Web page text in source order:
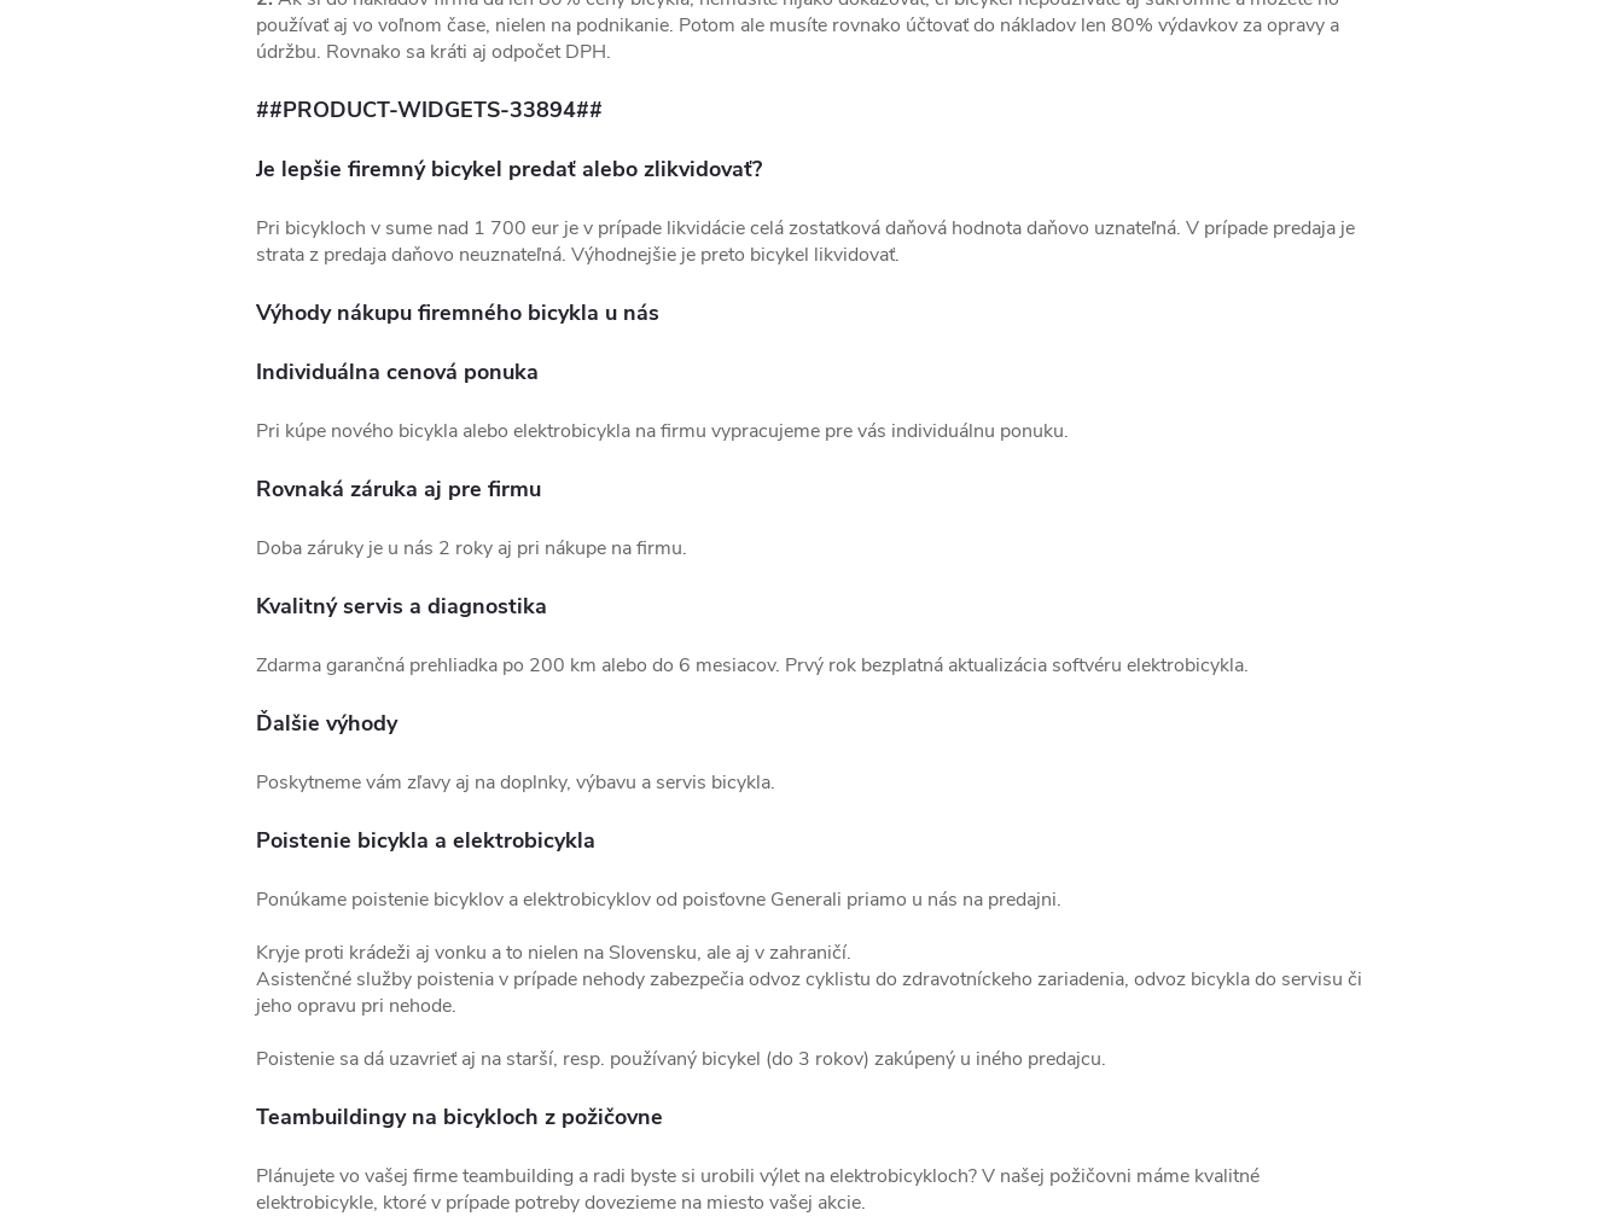
používať aj vo voľnom čase, nielen na podnikanie. Potom ale musíte rovnako účtovať do nákladov len 80% výdavkov za opravy a
údržbu. Rovnako sa kráti aj odpočet DPH.
##PRODUCT-WIDGETS-33894##
Je lepšie firemný bicykel predať alebo zlikvidovať?
Pri bicykloch v sume nad 1 700 eur je v prípade likvidácie celá zostatková daňová hodnota daňovo uznateľná. V prípade predaja je
strata z predaja daňovo neuznateľná. Výhodnejšie je preto bicykel likvidovať.
Výhody nákupu firemného bicykla u nás
Individuálna cenová ponuka
Pri kúpe nového bicykla alebo elektrobicykla na firmu vypracujeme pre vás individuálnu ponuku.
Rovnaká záruka aj pre firmu
Doba záruky je u nás 2 roky aj pri nákupe na firmu.
Kvalitný servis a diagnostika
Zdarma garančná prehliadka po 200 km alebo do 6 mesiacov. Prvý rok bezplatná aktualizácia softvéru elektrobicykla.
Ďalšie výhody
Poskytneme vám zľavy aj na doplnky, výbavu a servis bicykla.
Poistenie bicykla a elektrobicykla
Ponúkame poistenie bicyklov a elektrobicyklov od poisťovne Generali priamo u nás na predajni.
Kryje proti krádeži aj vonku a to nielen na Slovensku, ale aj v zahraničí.
Asistenčné služby poistenia v prípade nehody zabezpečia odvoz cyklistu do zdravotníckeho zariadenia, odvoz bicykla do servisu či
jeho opravu pri nehode.
Poistenie sa dá uzavrieť aj na starší, resp. používaný bicykel (do 3 rokov) zakúpený u iného predajcu.
Teambuildingy na bicykloch z požičovne
Plánujete vo vašej firme teambuilding a radi byste si urobili výlet na elektrobicykloch? V našej požičovni máme kvalitné
elektrobicykle, ktoré v prípade potreby dovezieme na miesto vašej akcie.